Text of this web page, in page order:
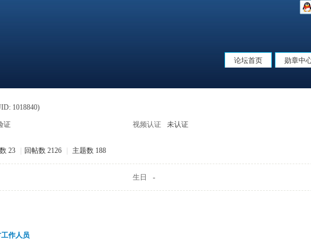
论坛首页 勋章中
1018840)
证 视频认证 未认证
23 回帖数 2126 主题数 188
生日 -
作人员